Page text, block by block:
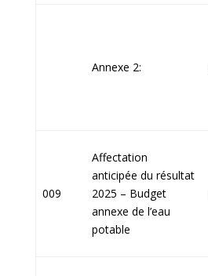
Annexe 2:
009
Affectation
anticipée du résultat
2025 – Budget
annexe de l’eau
potable